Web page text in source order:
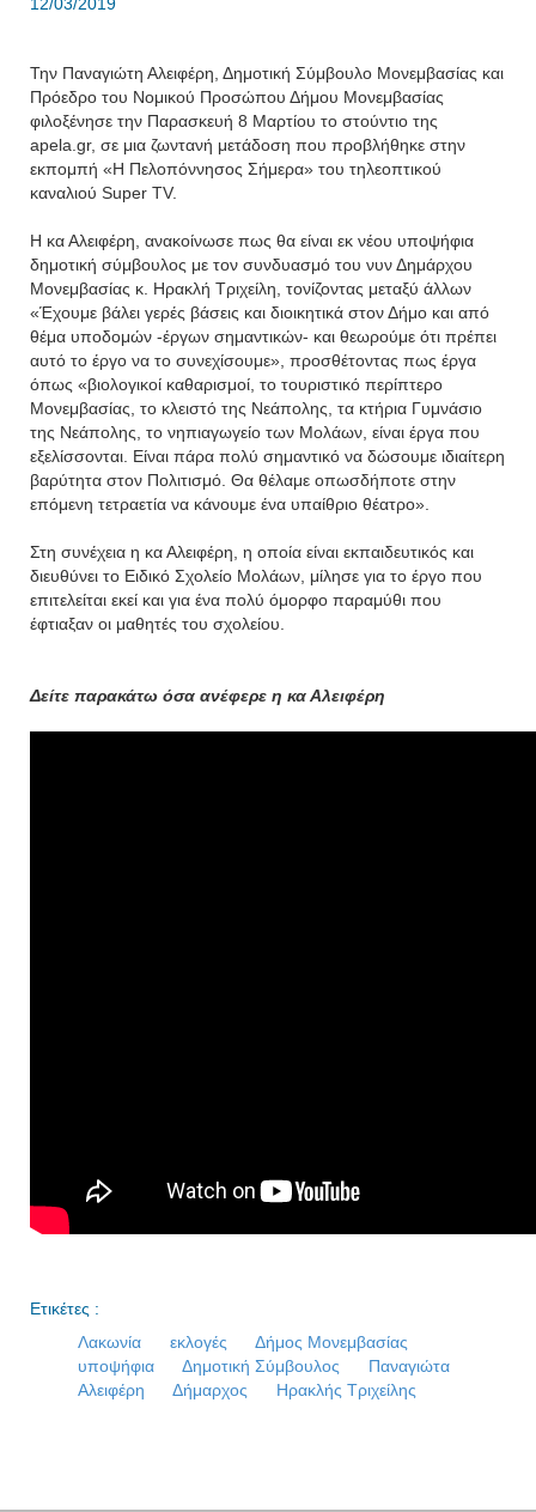
12/03/2019
Την Παναγιώτη Αλειφέρη, Δημοτική Σύμβουλο Μονεμβασίας και
Πρόεδρο του Νομικού Προσώπου Δήμου Μονεμβασίας
φιλοξένησε την Παρασκευή 8 Μαρτίου το στούντιο της
apela.gr, σε μια ζωντανή μετάδοση που προβλήθηκε στην
εκπομπή «Η Πελοπόννησος Σήμερα» του τηλεοπτικού
καναλιού Super TV.
Η κα Αλειφέρη, ανακοίνωσε πως θα είναι εκ νέου υποψήφια
δημοτική σύμβουλος με τον συνδυασμό του νυν Δημάρχου
Μονεμβασίας κ. Ηρακλή Τριχείλη, τονίζοντας μεταξύ άλλων
«Έχουμε βάλει γερές βάσεις και διοικητικά στον Δήμο και από
θέμα υποδομών -έργων σημαντικών- και θεωρούμε ότι πρέπει
αυτό το έργο να το συνεχίσουμε», προσθέτοντας πως έργα
όπως «βιολογικοί καθαρισμοί, το τουριστικό περίπτερο
Μονεμβασίας, το κλειστό της Νεάπολης, τα κτήρια Γυμνάσιο
της Νεάπολης, το νηπιαγωγείο των Μολάων, είναι έργα που
εξελίσσονται. Είναι πάρα πολύ σημαντικό να δώσουμε ιδιαίτερη
βαρύτητα στον Πολιτισμό. Θα θέλαμε οπωσδήποτε στην
επόμενη τετραετία να κάνουμε ένα υπαίθριο θέατρο».
Στη συνέχεια η κα Αλειφέρη, η οποία είναι εκπαιδευτικός και
διευθύνει το Ειδικό Σχολείο Μολάων, μίλησε για το έργο που
επιτελείται εκεί και για ένα πολύ όμορφο παραμύθι που
έφτιαξαν οι μαθητές του σχολείου.
Δείτε παρακάτω όσα ανέφερε η κα Αλειφέρη
Ετικέτες :
Λακωνία
εκλογές
Δήμος Μονεμβασίας
υποψήφια
Δημοτική Σύμβουλος
Παναγιώτα
Αλειφέρη
Δήμαρχος Ηρακλής Τριχείλης